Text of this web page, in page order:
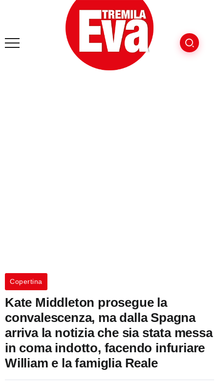
Copertina
Kate Middleton prosegue la
convalescenza, ma dalla Spagna
arriva la notizia che sia stata messa
in coma indotto, facendo infuriare
William e la famiglia Reale